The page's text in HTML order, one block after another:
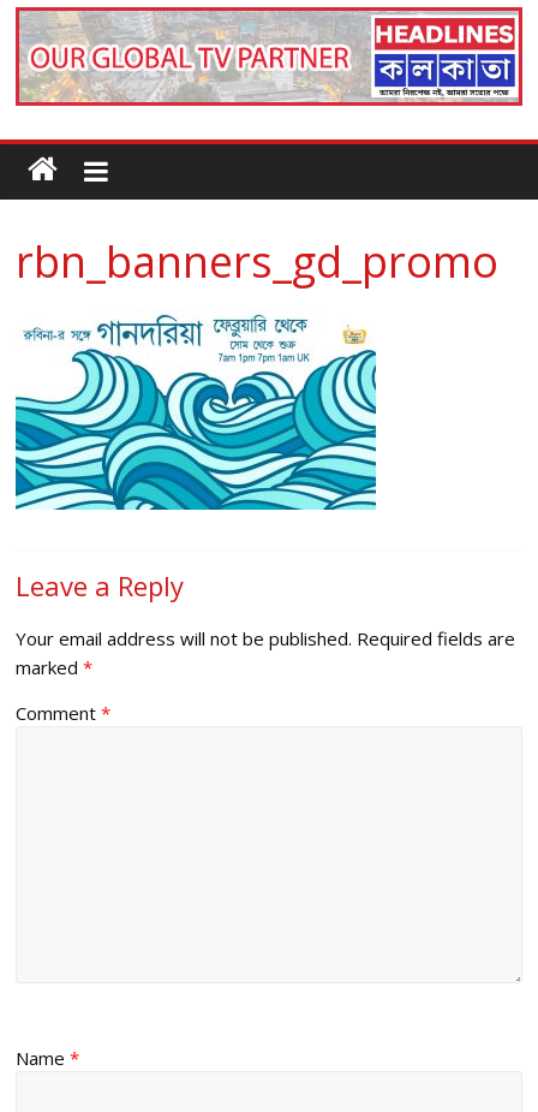
rbn_banners_gd_promo
Leave a Reply
Your email address will not be published. Required fields are
marked*
Comment*
Name*